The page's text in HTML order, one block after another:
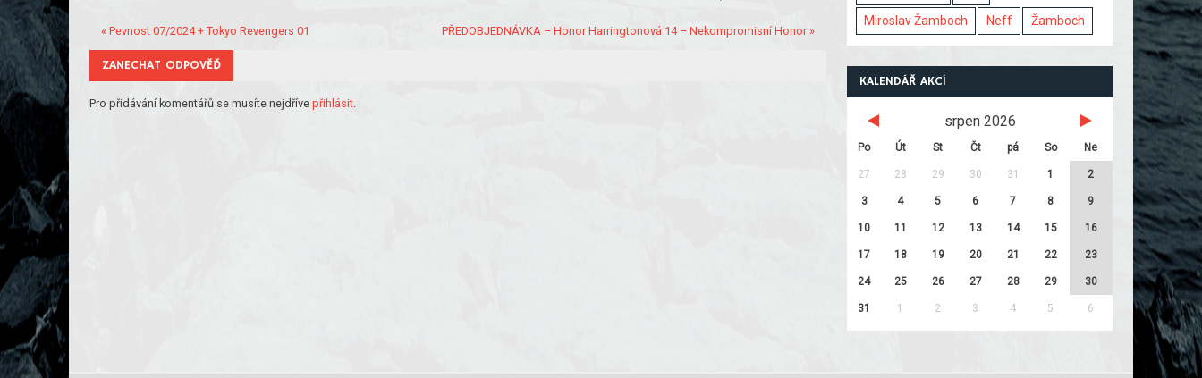
« Pevnost 07/2024 + Tokyo Revengers 01 PŘEDOBJEDNÁVKA – Honor Harringtonová 14 – Nekompromisní Honor »
ZANECHAT ODPOVĚĎ
Pro přidávání komentářů se musíte nejdřívepřihlásit.
Miroslav Žamboch Neff Žamboch
KALENDÁŘ AKCÍ
srpen 2026
Po Út St Čt pá So Ne
27 28 29 30 31 1 2
3 4 5 6 7 8 9
10 11 12 13 14 15 16
17 18 19 20 21 22 23
24 25 26 27 28 29 30
31 1 2 3 4 5 6